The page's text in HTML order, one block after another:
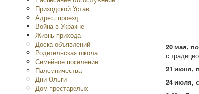
Приходской Устав
Адрес, проезд
Война в Украине
Жизнь прихода
Доска объявлений
Родительская школа
Семейное поселение
Паломничества
Дни Ольги
Дом престарелых
20 мая,
с
21 июня,
24 июля,